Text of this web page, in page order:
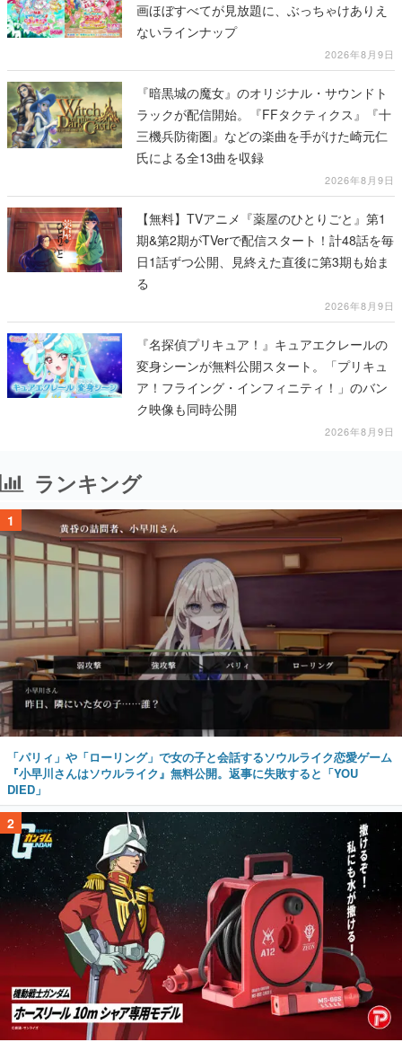
画ほぼすべてが見放題に、ぶっちゃけありえ
ないラインナップ
2026年8月9日
『暗黒城の魔女』のオリジナル・サウンドト
ラックが配信開始。『FFタクティクス』『十
三機兵防衛圏』などの楽曲を手がけた崎元仁
氏による全13曲を収録
2026年8月9日
【無料】TVアニメ『薬屋のひとりごと』第1
期&第2期がTVerで配信スタート！計48話を毎
日1話ずつ公開、見終えた直後に第3期も始ま
る
2026年8月9日
『名探偵プリキュア！』キュアエクレールの
変身シーンが無料公開スタート。「プリキュ
ア！フライング・インフィニティ！」のバン
ク映像も同時公開
2026年8月9日
ランキング
1
「パリィ」や「ローリング」で女の子と会話するソウルライク恋愛ゲーム
『小早川さんはソウルライク』無料公開。返事に失敗すると「YOU
DIED」
2